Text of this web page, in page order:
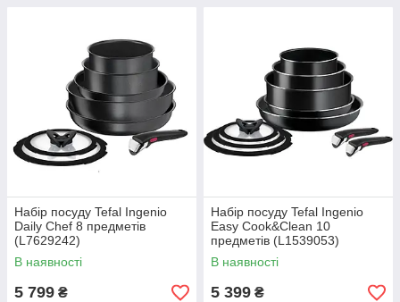
Набір посуду Tefal Ingenio
Daily Chef 8 предметів
(L7629242)
В наявності
5 799 ₴
Набір посуду Tefal Ingenio
Easy Cook&Clean 10
предметів (L1539053)
В наявності
5 399 ₴